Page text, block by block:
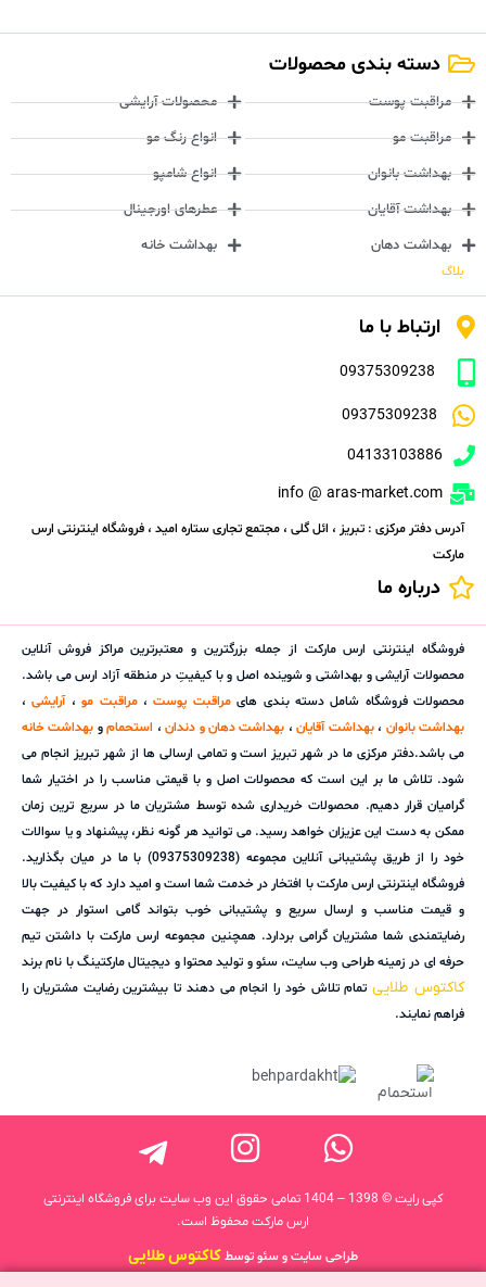
دسته بندی محصولات
مراقبت پوست
مراقبت مو
بهداشت بانوان
بهداشت آقایان
بهداشت دهان
محصولات آرایشی
انواع رنگ مو
انواع شامپو
عطرهای اورجینال
بهداشت خانه
بلاگ
ارتباط با ما
09375309238
09375309238
04133103886
info @ aras-market.com
آدرس دفتر مرکزی : تبریز ، ائل گلی ، مجتمع تجاری ستاره امید ، فروشگاه اینترنتی ارس
مارکت
درباره ما
فروشگاه اینترنتی ارس مارکت از جمله بزرگترین و معتبرترین مراکز فروش آنلاین
محصولات آرایشی و بهداشتی و شوینده اصل و با کیفیتِ در منطقه آزاد ارس می باشد.
محصولات فروشگاه شامل دسته بندی هایمراقبت پوست،مراقبت مو،آرایشی،
بهداشت بانوان ،بهداشت آقایان، بهداشت دهان و دندان، استحمامو بهداشت خانه
می باشد.دفتر مرکزی ما در شهر تبریز است و تمامی ارسالی ها از شهر تبریز انجام می
شود. تلاش ما بر این است که محصولات اصل و با قیمتی مناسب را در اختیار شما
گرامیان قرار دهیم. محصولات خریداری شده توسط مشتریان ما در سریع ترین زمان
ممکن به دست این عزیزان خواهد رسید. می توانید هر گونه نظر، پیشنهاد و یا سوالات
خود را از طریق پشتیبانی آنلاین مجموعه (09375309238) با ما در میان بگذارید.
فروشگاه اینترنتی ارس مارکت با افتخار در خدمت شما است و امید دارد که با کیفیت بالا
و قیمت مناسب و ارسال سریع و پشتیبانی خوب بتواند گامی استوار در جهت
رضایتمندی شما مشتریان گرامی بردارد. همچنین مجموعه ارس مارکت با داشتن تیم
حرفه ای در زمینه طراحی وب سایت، سئو و تولید محتوا و دیجیتال مارکتینگ با نام برند
کاکتوس طلاییتمام تلاش خود را انجام می دهند تا بیشترین رضایت مشتریان را
فراهم نمایند.
کپی رایت © 1398 – 1404 تمامی حقوق این وب سایت برای فروشگاه اینترنتی
ارس مارکت محفوظ است.
طراحی سایت و سئو توسطکاکتوس طلایی